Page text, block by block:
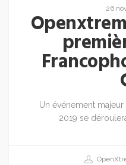
26
Un événement
2019 se